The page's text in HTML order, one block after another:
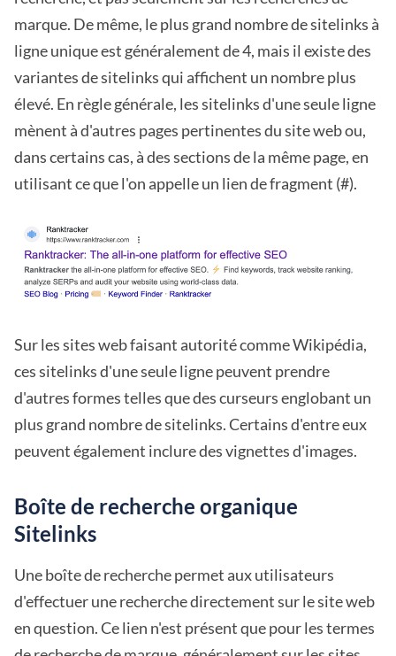
marque. De même, le plus grand nombre de sitelinks à
ligne unique est généralement de 4, mais il existe des
variantes de sitelinks qui affichent un nombre plus
élevé. En règle générale, les sitelinks d'une seule ligne
mènent à d'autres pages pertinentes du site web ou,
dans certains cas, à des sections de la même page, en
utilisant ce que l'on appelle un lien de fragment (#).
Sur les sites web faisant autorité comme Wikipédia,
ces sitelinks d'une seule ligne peuvent prendre
d'autres formes telles que des curseurs englobant un
plus grand nombre de sitelinks. Certains d'entre eux
peuvent également inclure des vignettes d'images.
Boîte de recherche organique
Sitelinks
Une boîte de recherche permet aux utilisateurs
d'effectuer une recherche directement sur le site web
en question. Ce lien n'est présent que pour les termes